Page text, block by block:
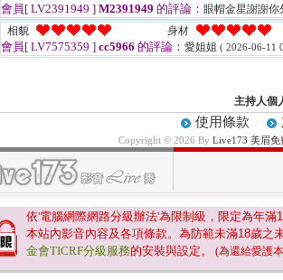
會員[ LV2391949 ] M2391949 的評論： 眼帽金星謝謝
相貌
身材
會員[ LV7575359 ] cc5966 的評論： 愛姐姐 ( 2026-06-11
主持人個
使用條款
Copyright © 2026 By Live173 美眉
依'電腦網際網路分級辦法'為限制級，限定為年滿
本站內影音內容及各項條款。為防範未滿18歲之
金會TICRF分級服務的安裝與設定。 (為還給愛護